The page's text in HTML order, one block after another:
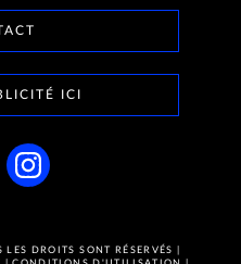
ICI
DROITS SONT RÉSERVÉS |